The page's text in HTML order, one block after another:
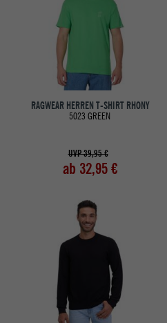
RAGWEAR HERREN T-SHIRT RHONY
5023 GREEN
UVP 39,95 €
ab 32,95 €